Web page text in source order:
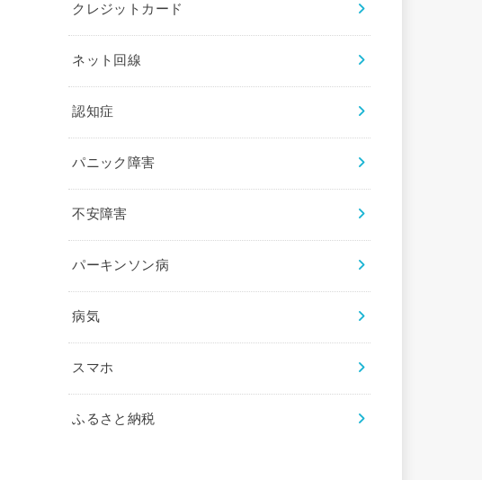
クレジットカード
ネット回線
認知症
パニック障害
不安障害
パーキンソン病
病気
スマホ
ふるさと納税